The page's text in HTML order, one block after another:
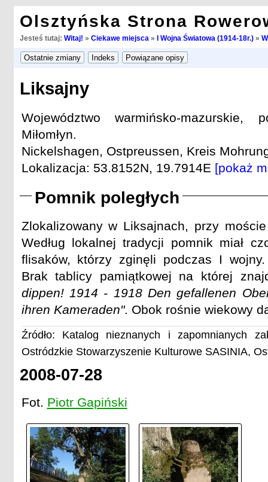
Olsztyńska Strona
Jesteś tutaj: Witaj! » Ciekawe miejsca » I Wojna Światowa (1914-18r.)»
Liksajny
Województwo warmińsko-mazurskie,
Miłomłyn.
Nickelshagen, Ostpreussen, Kreis
Lokalizacja: 53.8152N, 19.7914E [pokaż
Pomnik poległych
Zlokalizowany w Liksajnach, przy
Według lokalnej tradycji pomnik miał
flisaków, którzy zginęli podczas I
Brak tablicy pamiątkowej na której
dippen! 1914 - 1918 Den gefallenen
ihren Kameraden". Obok rośnie wiekowy
Źródło: Katalog nieznanych i zapomnianych
Ostródzkie Stowarzyszenie Kulturowe SASINIA,
2008-07-28
Fot. Piotr Gapiński